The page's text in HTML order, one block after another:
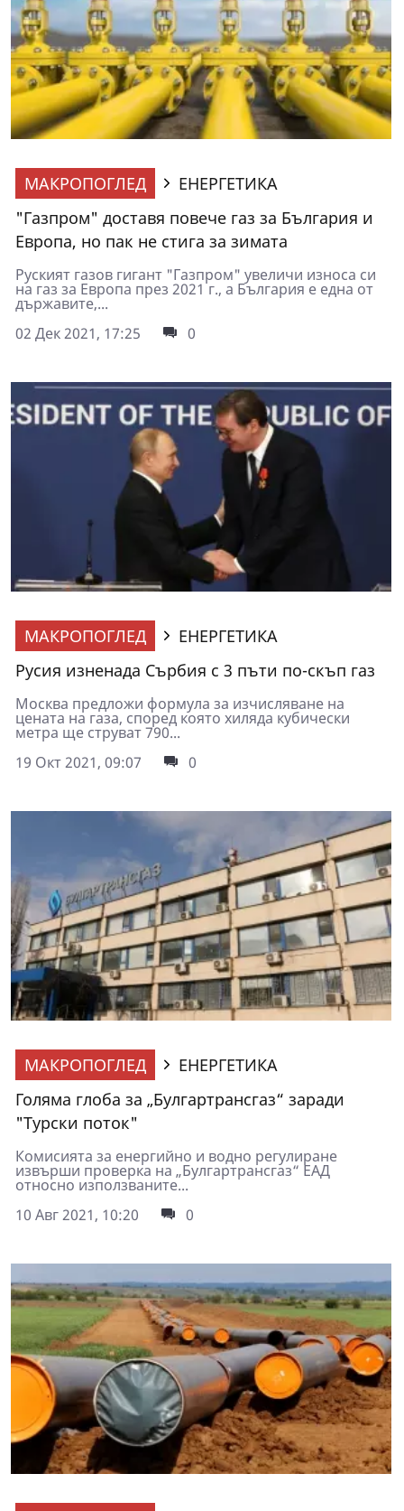
МАКРОПОГЛЕД
ЕНЕРГЕТИКА
"Газпром" доставя повече газ за България и
Европа, но пак не стига за зимата
Руският газов гигант "Газпром" увеличи износа си
на газ за Европа през 2021 г., а България е една от
държавите,...
02 Дек 2021, 17:25
0
МАКРОПОГЛЕД
ЕНЕРГЕТИКА
Русия изненада Сърбия с 3 пъти по-скъп газ
Москва предложи формула за изчисляване на
цената на газа, според която хиляда кубически
метра ще струват 790...
19 Окт 2021, 09:07
0
МАКРОПОГЛЕД
ЕНЕРГЕТИКА
Голяма глоба за „Булгартрансгаз“ заради
"Турски поток"
Комисията за енергийно и водно регулиране
извърши проверка на „Булгартрансгаз“ ЕАД
относно използваните...
10 Авг 2021, 10:20
0